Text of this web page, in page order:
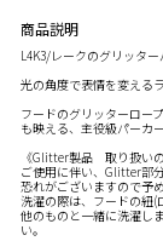
商品説明
L4K3/レークのグリッター
光の角度で表情を変える
フードのグリッターロー
も映える、主役級パーカー
《Glitter製品 取り扱いの
ご使用に伴い、Glitter部
恐れがございますので予
洗濯の際は、フードの紐(
他のものと一緒に洗濯し
い。